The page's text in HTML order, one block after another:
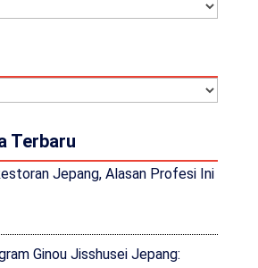
Terbaru
Jepang, Alasan Profesi Ini
Ginou Jisshusei Jepang: